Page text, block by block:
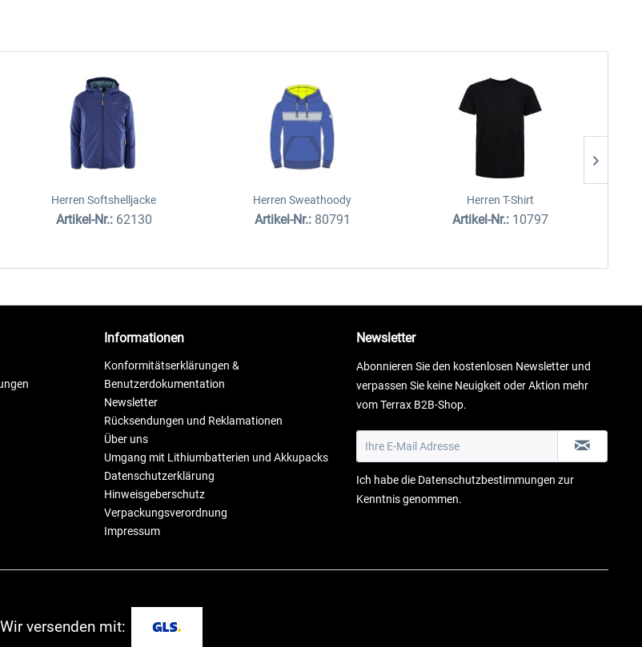
Herren Softshelljacke
Artikel-Nr.: 62130
Herren Sweathoody
Artikel-Nr.: 80791
Herren T-Shirt
Artikel-Nr.: 10797
Informationen
Konformitätserklärungen &
Benutzerdokumentation
Newsletter
Rücksendungen und Reklamationen
Über uns
Umgang mit Lithiumbatterien und Akkupacks
Datenschutzerklärung
Hinweisgeberschutz
Verpackungsverordnung
Impressum
Newsletter
Abonnieren Sie den kostenlosen Newsletter und
verpassen Sie keine Neuigkeit oder Aktion mehr
vom Terrax B2B-Shop.
Ich habe die Datenschutzbestimmungen zur
Kenntnis genommen.
Wir versenden mit: